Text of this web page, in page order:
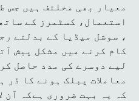
معیار بھی مخلتف ہیں جس
استعمال، کسٹمرز کے
، سوشل میڈیا کے بدلتے
کام کرنے میں مشکل پیش
لیے دوسرے کی مدد حاصل
معاملات پبلک ہونے کا ڈر
کہ یہ بہت ضروری ہےکہ آن